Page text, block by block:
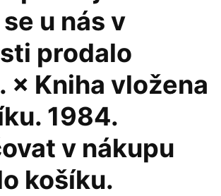
u nás v
prodalo
× Kniha vložena
1984.
v nákupu
košíku.